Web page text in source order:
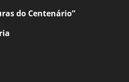
do Centenário”